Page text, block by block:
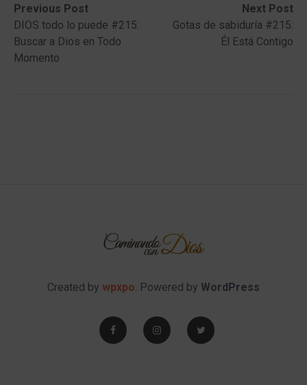
Post
navigation
Previous Post
Previous
post:DIOS todo lo puede #215:
Buscar a Dios en Todo
Momento
Next Post
Next
post:
Gotas de sabiduría #215:
Él Está Contigo
Created by wpxpo. Powered by WordPress